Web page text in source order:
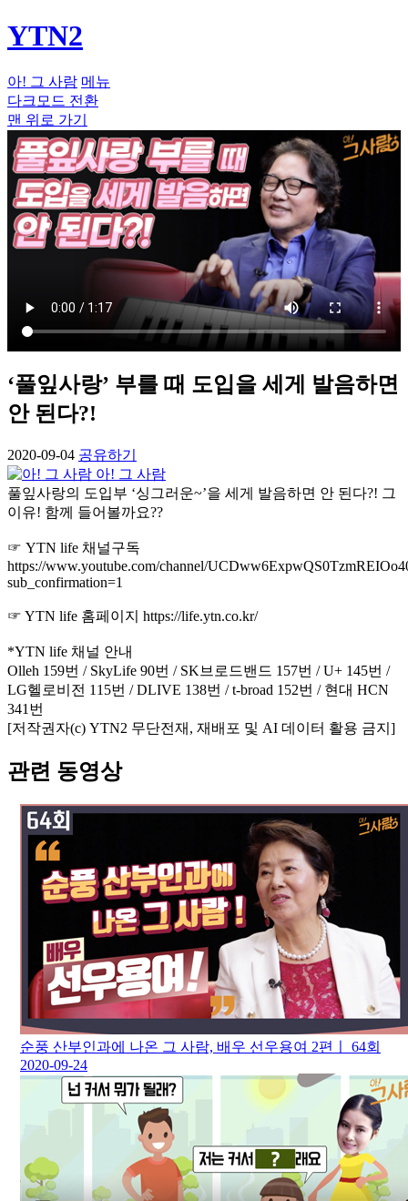
YTN2
아! 그 사람 메뉴
다크모드 전환
맨 위로 가기
‘풀잎사랑’ 부를 때 도입을 세게 발음하면
안 된다?!
2020-09-04 공유하기
아! 그 사람
풀잎사랑의 도입부 ‘싱그러운~’을 세게 발음하면 안 된다?! 그
이유! 함께 들어볼까요??
☞ YTN life 채널구독
https://www.youtube.com/channel/
sub_confirmation=1
☞ YTN life 홈페이지 https://life.ytn.co.kr/
*YTN life 채널 안내
Olleh 159번 / SkyLife 90번 / SK브로드밴드 157번 / U+ 145번 /
LG헬로비전 115번 / DLIVE 138번 / t-broad 152번 / 현대 HCN
341번
[저작권자(c) YTN2 무단전재, 재배포 및 AI 데이터 활용 금지]
관련 동영상
순풍 산부인과에 나온 그 사람, 배우 선우용여 2편ㅣ 64회
2020-09-24